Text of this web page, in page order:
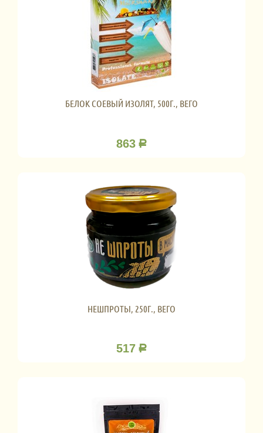
БЕЛОК СОЕВЫЙ ИЗОЛЯТ, 500Г., ВЕГО
863 Р
НЕШПРОТЫ, 250Г., ВЕГО
517 Р